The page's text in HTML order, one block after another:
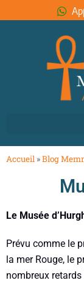
Accueil »Blog
Le Musée
Prévu comme le
la mer Rouge, le
nombreux